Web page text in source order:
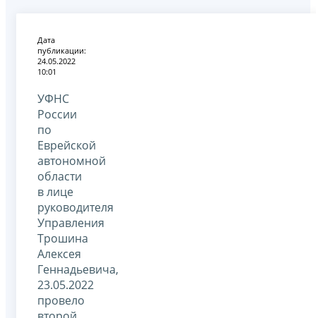
Дата
публикации:
24.05.2022
10:01
УФНС
России
по
Еврейской
автономной
области
в лице
руководителя
Управления
Трошина
Алексея
Геннадьевича,
23.05.2022
провело